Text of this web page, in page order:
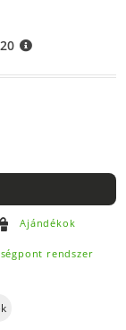
Ajándékok
rendszer